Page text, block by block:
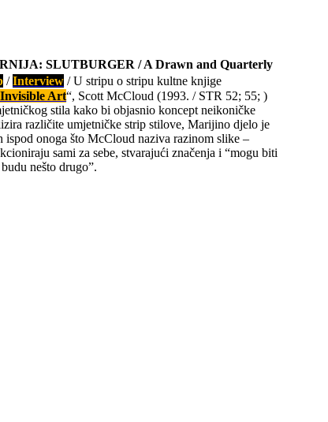
SLUTBURGER / A Drawn and Quarterly
/Interview / U stripu o stripu kultne knjige
Art“, Scott McCloud (1993. / STR 52; 55; )
stila kako bi objasnio koncept neikoničke
različite umjetničke strip stilove, Marijino djelo je
ispod onoga što McCloud naziva razinom slike –
sami za sebe, stvarajući značenja i “mogu biti
nešto drugo”.